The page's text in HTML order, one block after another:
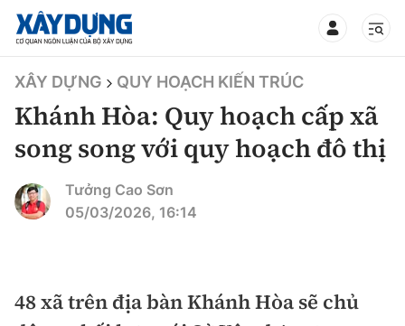
TIN BỘ XÂY DỰNG
CHUYÊN MỤC
Thời sự
XÂY DỰNG QUY HOẠCH KIẾN TRÚC
Khánh Hòa: Quy hoạch cấp xã
song song với quy hoạch đô thị
Tưởng Cao Sơn
05/03/2026, 16:14
48 xã trên địa bàn Khánh Hòa sẽ chủ